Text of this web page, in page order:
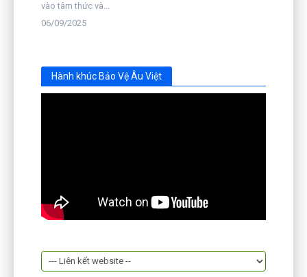
vào tâm thức và...
06/09/2025
Hành khúc Bảo Vệ Âu Việt